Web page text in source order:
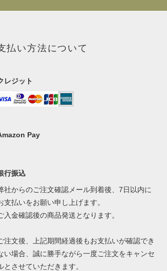
払い方法について
レジット
Pay
行振込
社からのご注文確認メール到着後、7日以内に
支払いをお願い申し上げます。
入金確認後の商品発送となります。
注文後、上記期間経過後もお支払いが確認でき
い場合、誠に勝手ながら一度ご注文をキャンセ
とさせていただきます。